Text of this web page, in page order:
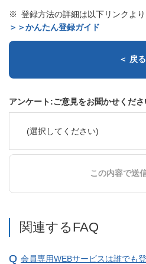
登録方法の詳細は以下リンクより
＞＞かんたん登録ガイド
＜ 戻る
アンケート:ご意見をお聞かせくださ
(選択してください)
この内容で送
関連するFAQ
会員専用WEBサービスは誰でも